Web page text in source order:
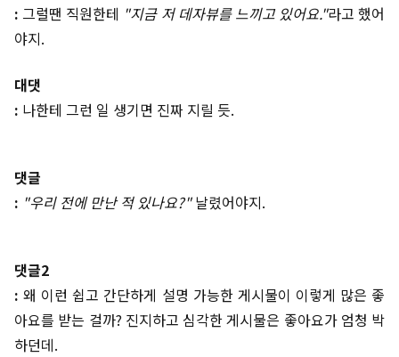
: 그럴땐 직원한테 "지금 저 데자뷰를 느끼고 있어요."라고 했어
야지.
대댓
: 나한테 그런 일 생기면 진짜 지릴 듯.
댓글
: "우리 전에 만난 적 있나요?"날렸어야지.
댓글2
: 왜 이런 쉽고 간단하게 설명 가능한 게시물이 이렇게 많은 좋
아요를 받는 걸까? 진지하고 심각한 게시물은 좋아요가 엄청 박
하던데.